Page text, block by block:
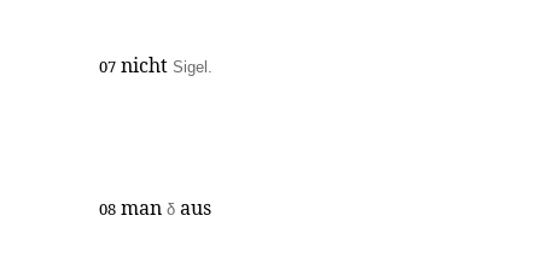
07 nicht Sigel.
08 man δ aus